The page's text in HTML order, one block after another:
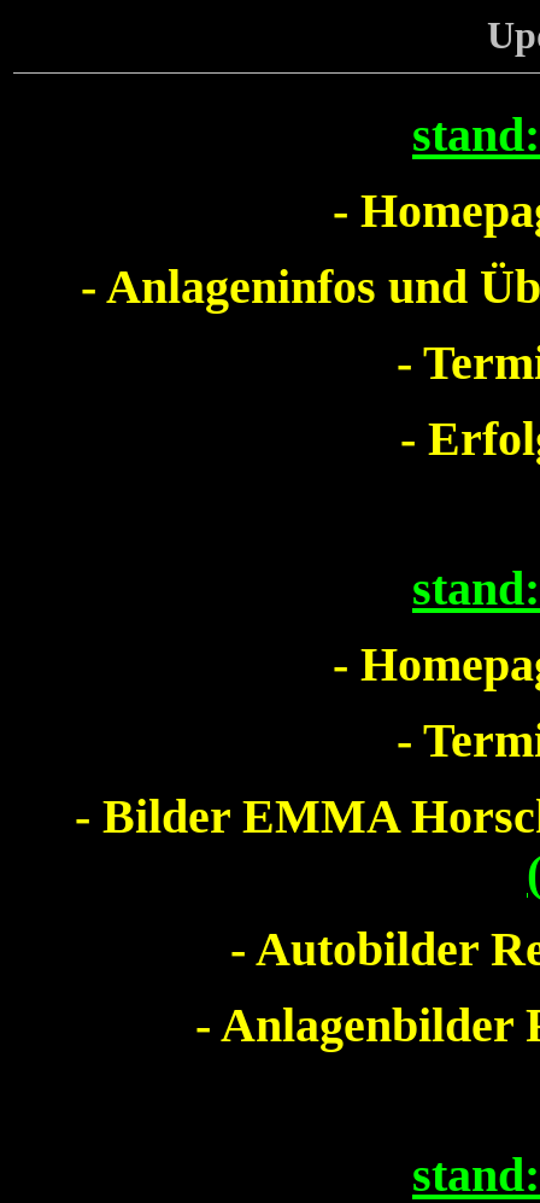
-
- Anlageninfos und
-
-
-
-
- Bilder EMMA
- Autobilder
- Anlagenbilder